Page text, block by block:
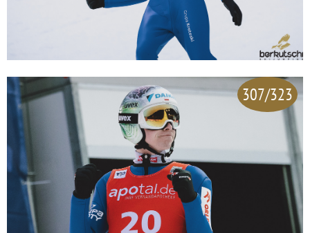
307/323